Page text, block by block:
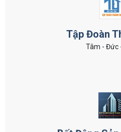
Tập Đoàn
Tâm - Đức